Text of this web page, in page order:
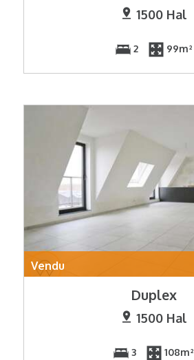
1500 Hal
2 99m²
Vendu
Duplex
1500 Hal
3 108m²